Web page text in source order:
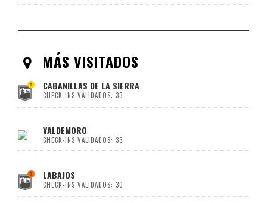
MÁS VISITADOS
CABANILLAS DE LA SIERRA
CHECK-INS VALIDADOS: 33
VALDEMORO
CHECK-INS VALIDADOS: 33
LABAJOS
CHECK-INS VALIDADOS: 30